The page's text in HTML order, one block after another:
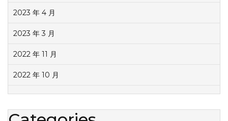
2023 年 4 月
2023 年 3 月
2022 年 11 月
2022 年 10 月